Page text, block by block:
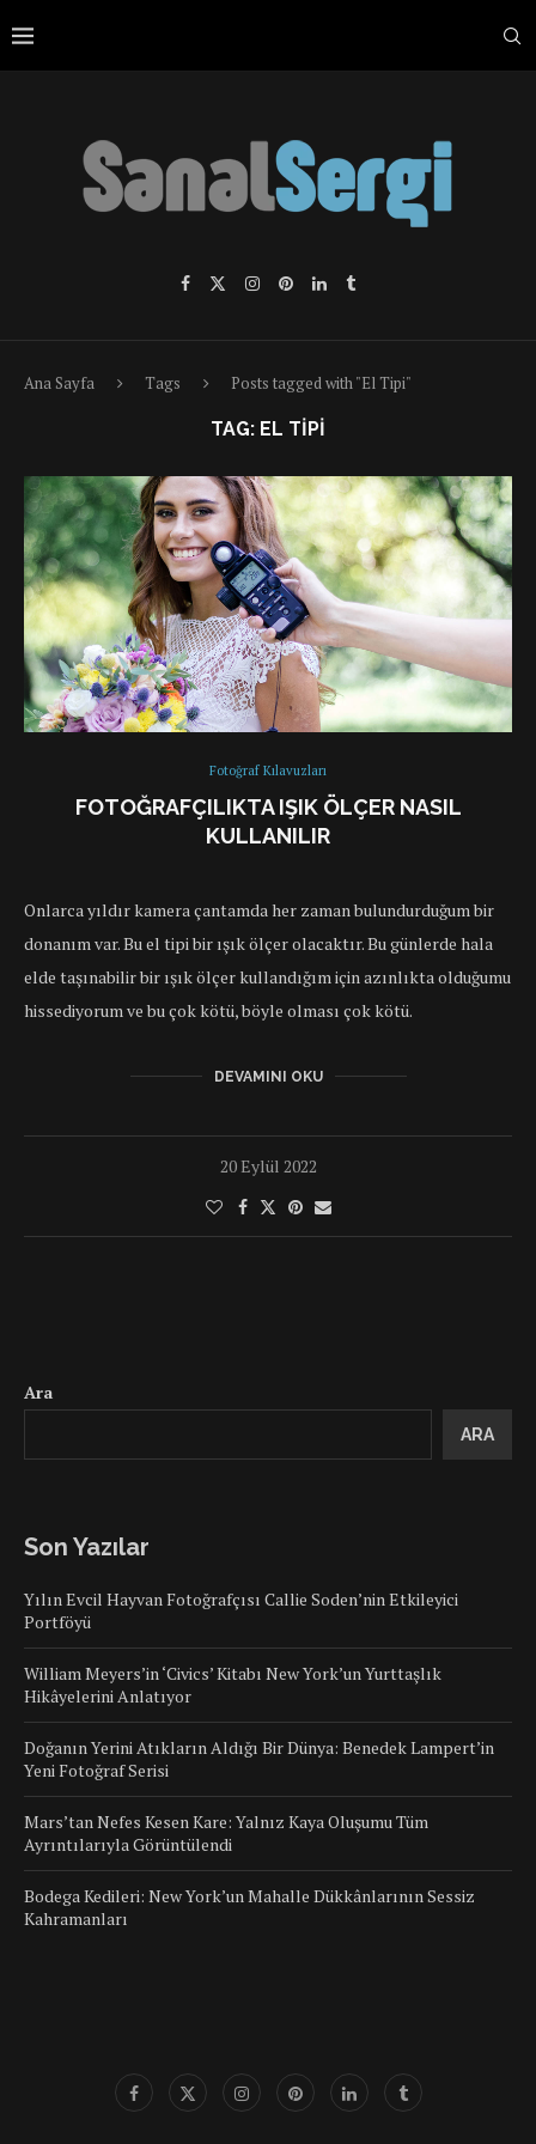
Ana Sayfa Tags Posts tagged with "El Tipi"
TAG: EL TIPI
Fotoğraf Kılavuzları
FOTOĞRAFÇILIKTA IŞIK ÖLÇER NASIL
KULLANILIR
Onlarca yıldır kamera çantamda her zaman bulundurduğum bir
donanım var. Bu el tipi bir ışık ölçer olacaktır. Bu günlerde hala
elde taşınabilir bir ışık ölçer kullandığım için azınlıkta olduğumu
hissediyorum ve bu çok kötü, böyle olması çok kötü.
DEVAMINI OKU
20 Eylül 2022
Ara
ARA
Son Yazılar
Yılın Evcil Hayvan Fotoğrafçısı Callie Soden’nin Etkileyici
Portföyü
William Meyers’in ‘Civics’ Kitabı New York’un Yurttaşlık
Hikâyelerini Anlatıyor
Doğanın Yerini Atıkların Aldığı Bir Dünya: Benedek Lampert’in
Yeni Fotoğraf Serisi
Mars’tan Nefes Kesen Kare: Yalnız Kaya Oluşumu Tüm
Ayrıntılarıyla Görüntülendi
Bodega Kedileri: New York’un Mahalle Dükkânlarının Sessiz
Kahramanları